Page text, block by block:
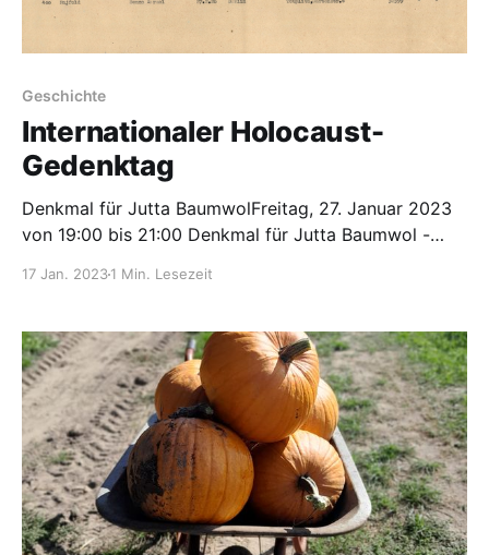
Geschichte
Internationaler Holocaust-
Gedenktag
Denkmal für Jutta BaumwolFreitag, 27. Januar 2023
von 19:00 bis 21:00 Denkmal für Jutta Baumwol -
noch dort waren. Seit 1996 ist der 27. Januar in
17 Jan. 20231 Min. Lesezeit